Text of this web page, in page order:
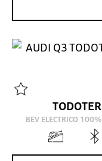
BEV ELECTRICO 100%